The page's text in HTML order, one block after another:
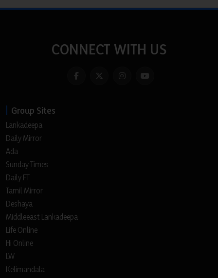
CONNECT WITH US
Group Sites
Lankadeepa
Daily Mirror
Ada
Sunday Times
Daily FT
Tamil Mirror
Deshaya
Middleeast Lankadeepa
Life Online
Hi Online
LW
Kelimandala